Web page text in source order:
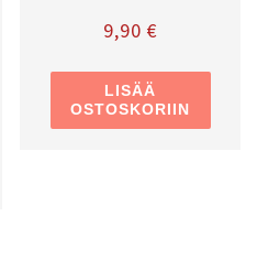
9,90 €
LISÄÄ
OSTOSKORIIN